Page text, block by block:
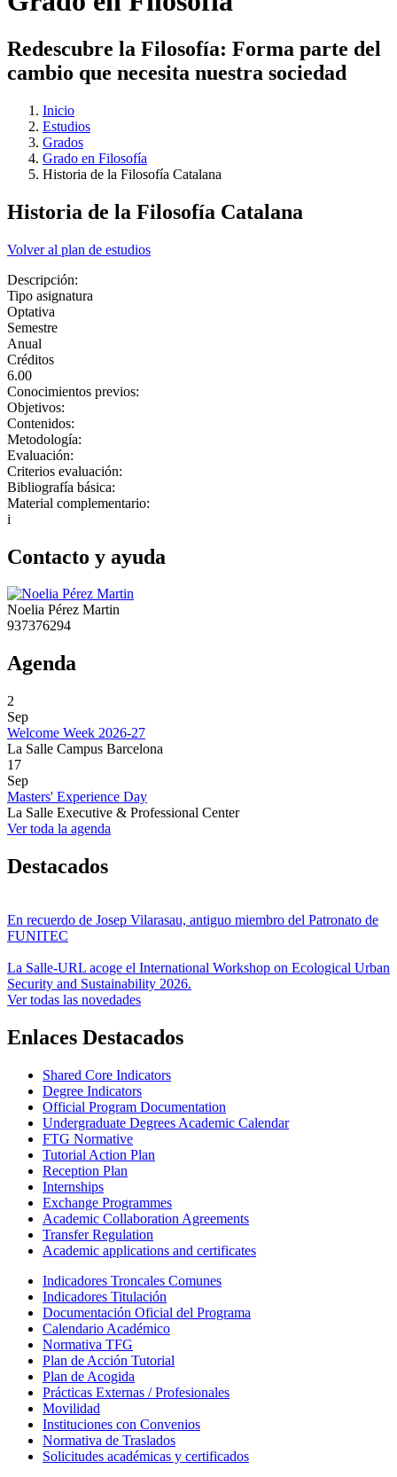
Redescubre la Filosofía: Forma parte del
cambio que necesita nuestra sociedad
Inicio
Estudios
Grados
Grado en Filosofía
Historia de la Filosofía Catalana
Historia de la Filosofía Catalana
Volver al plan de estudios
Descripción:
Tipo asignatura
Optativa
Semestre
Anual
Créditos
6.00
Conocimientos previos:
Objetivos:
Contenidos:
Metodología:
Evaluación:
Criterios evaluación:
Bibliografía básica:
Material complementario:
i
Contacto y ayuda
Noelia Pérez Martin
937376294
Agenda
2
Sep
Welcome Week 2026-27
La Salle Campus Barcelona
17
Sep
Masters' Experience Day
La Salle Executive & Professional Center
Ver toda la agenda
Destacados
En recuerdo de Josep Vilarasau, antiguo miembro del Patronato de
FUNITEC
La Salle-URL acoge el International Workshop on Ecological Urban
Security and Sustainability 2026.
Ver todas las novedades
Enlaces Destacados
Shared Core Indicators
Degree Indicators
Official Program Documentation
Undergraduate Degrees Academic Calendar
FTG Normative
Tutorial Action Plan
Reception Plan
Internships
Exchange Programmes
Academic Collaboration Agreements
Transfer Regulation
Academic applications and certificates
Indicadores Troncales Comunes
Indicadores Titulación
Documentación Oficial del Programa
Calendario Académico
Normativa TFG
Plan de Acción Tutorial
Plan de Acogida
Prácticas Externas / Profesionales
Movilidad
Instituciones con Convenios
Normativa de Traslados
Solicitudes académicas y certificados